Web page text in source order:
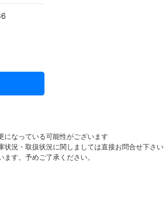
になっている可能性がございます
況・取扱状況に関しましては直接お問合せ下さい
す。予めご了承ください。